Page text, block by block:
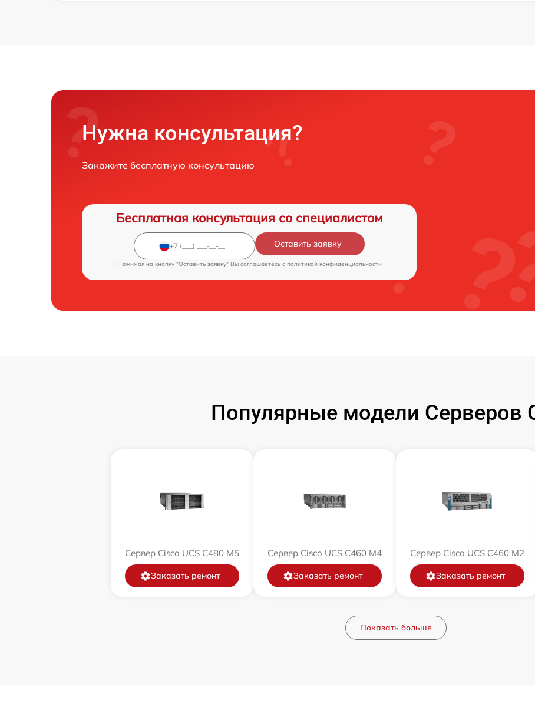
Нужна консультация?
Закажите бесплатную консультацию
Бесплатная консультация со специалистом
Оставить заявку
Нажимая на кнопку "Оставить заявку" Вы соглашаетесь c политикой конфиденциальности
Популярные модели Серверов
Сервер Cisco UCS C480 M5
Заказать ремонт
Сервер Cisco UCS C460 M4
Заказать ремонт
Сервер Cisco UCS C460 M2
Заказать ремонт
Показать больше